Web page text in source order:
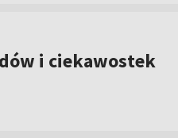
i ciekawostek